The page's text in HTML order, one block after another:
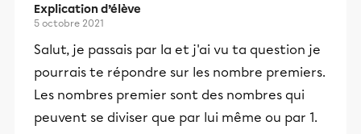
Explication d’élève
5 octobre 2021
Salut, je passais par la et j'ai vu ta question je
pourrais te répondre sur les nombre premiers.
Les nombres premier sont des nombres qui
peuvent se diviser que par lui même ou par 1.